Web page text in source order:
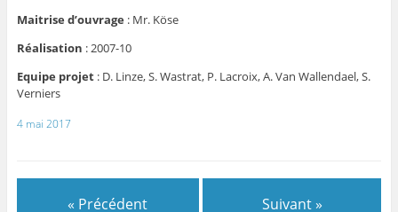
Maitrise d’ouvrage : Mr. Köse
Réalisation : 2007-10
Equipe projet: D. Linze, S. Wastrat, P. Lacroix, A. Van Wallendael, S.
Verniers
4 mai 2017
« Précédent Suivant »